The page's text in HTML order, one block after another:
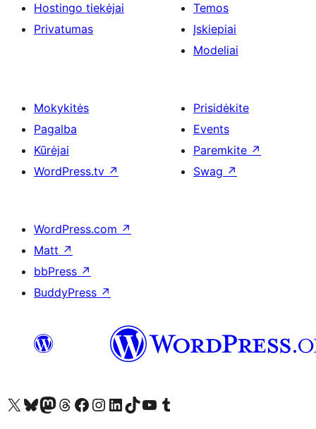
Hostingo tiekėjai
Privatumas
Temos
Įskiepiai
Modeliai
Mokykitės
Pagalba
Kūrėjai
WordPress.tv ↗
Prisidėkite
Events
Paremkite ↗
Swag ↗
WordPress.com ↗
Matt ↗
bbPress ↗
BuddyPress ↗
Visit our X (formerly Twitter) account
Apsilankykite mūsų Bluesky paskyroje
Visit our Mastodon account
Apsilankykite mūsų Threads paskyroje
Visit our Facebook page
Visit our Instagram account
Visit our LinkedIn account
Apsilankykite mūsų TikTok paskyroje
Visit our YouTube channel
Apsilankykite mūsų Tumblr paskyroje